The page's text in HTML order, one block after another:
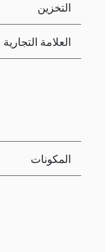
التخزين
العلامة التجارية
المكونات